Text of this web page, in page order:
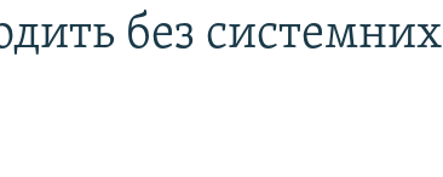
без системних